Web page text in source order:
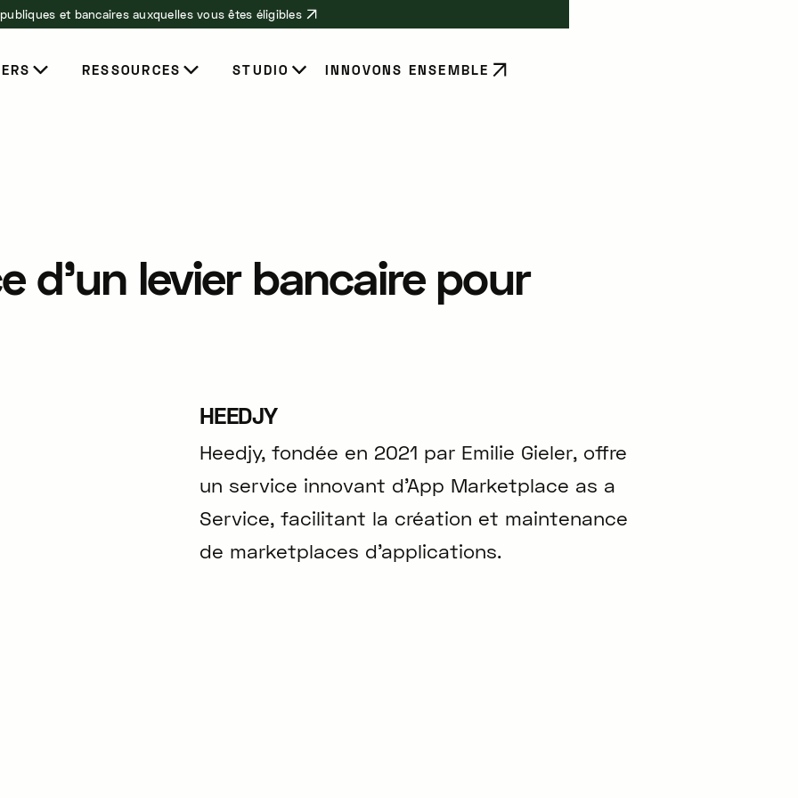
et bancaires auxquelles vous êtes éligibles
RESSOURCES STUDIO INNOVONS ENSEMBLE
d'un levier bancaire pour
HEEDJY
Heedjy, fondée en 2021 par Emilie Gieler, offre
un service innovant d'App Marketplace as a
Service, facilitant la création et maintenance
de marketplaces d'applications.